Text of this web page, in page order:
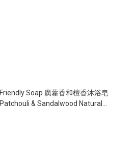
Friendly Soap 廣藿香和檀香沐浴皂
Patchouli & Sandalwood Natural